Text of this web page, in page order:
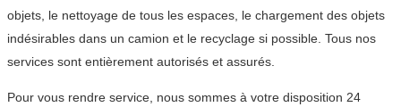
objets, le nettoyage de tous les espaces, le chargement des objets
indésirables dans un camion et le recyclage si possible. Tous nos
services sont entièrement autorisés et assurés.
Pour vous rendre service, nous sommes à votre disposition 24